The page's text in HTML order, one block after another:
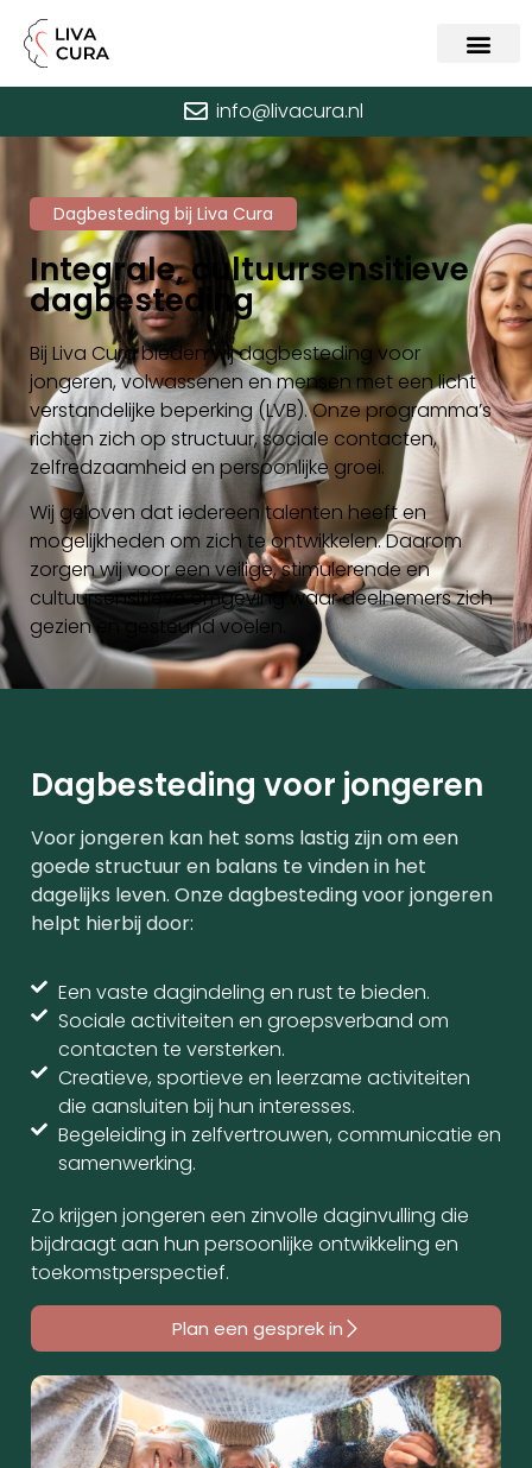
info@livacura.nl
Dagbesteding bij Liva Cura
Integrale, cultuursensitieve
dagbesteding
Bij Liva Cura bieden wij dagbesteding voor
jongeren, volwassenen en mensen met een licht
verstandelijke beperking (LVB). Onze programma’s
richten zich op structuur, sociale contacten,
zelfredzaamheid en persoonlijke groei.
Wij geloven dat iedereen talenten heeft en
mogelijkheden om zich te ontwikkelen. Daarom
zorgen wij voor een veilige, stimulerende en
cultuursensitieve omgeving waar deelnemers zich
gezien en gesteund voelen.
Dagbesteding voor jongeren
Voor jongeren kan het soms lastig zijn om een
goede structuur en balans te vinden in het
dagelijks leven. Onze dagbesteding voor jongeren
helpt hierbij door:
Een vaste dagindeling en rust te bieden.
Sociale activiteiten en groepsverband om
contacten te versterken.
Creatieve, sportieve en leerzame activiteiten
die aansluiten bij hun interesses.
Begeleiding in zelfvertrouwen, communicatie en
samenwerking.
Zo krijgen jongeren een zinvolle daginvulling die
bijdraagt aan hun persoonlijke ontwikkeling en
toekomstperspectief.
Plan een gesprek in